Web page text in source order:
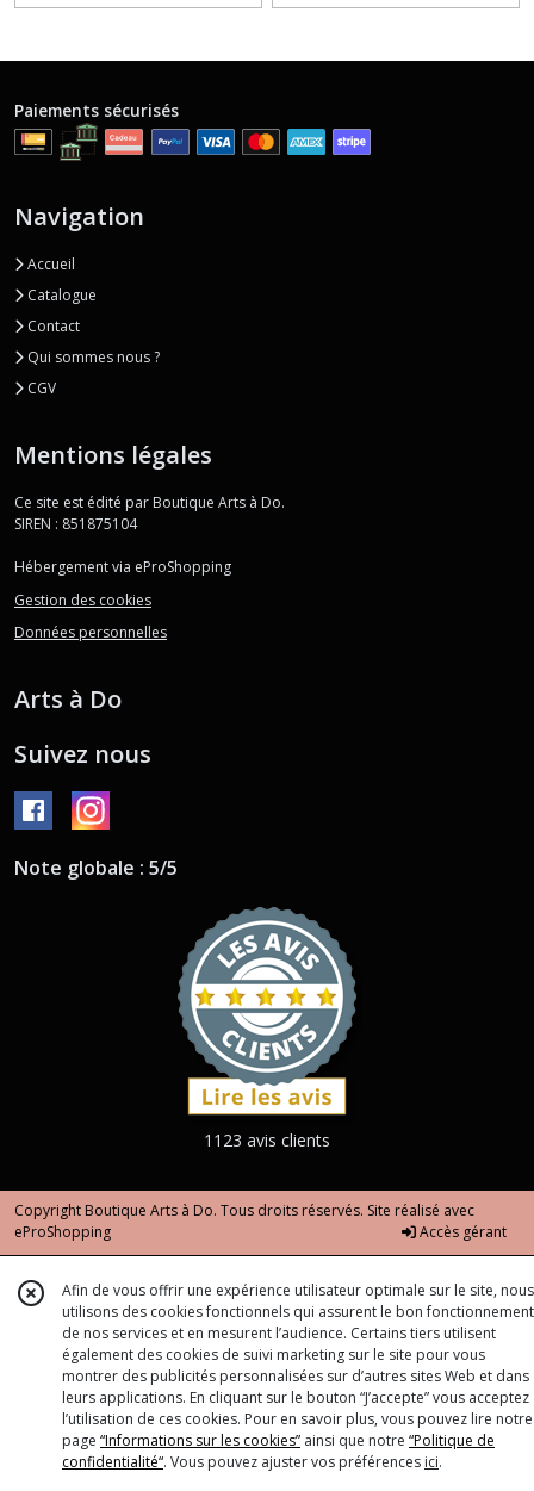
Paiements sécurisés
Navigation
Accueil
Catalogue
Contact
Qui sommes nous ?
CGV
Mentions légales
Ce site est édité par Boutique Arts à Do.
SIREN : 851875104
Hébergement via eProShopping
Gestion des cookies
Données personnelles
Arts à Do
Suivez nous
Note globale : 5/5
1123 avis clients
Copyright Boutique Arts à Do. Tous droits réservés. Site réalisé avec
eProShopping
Accès gérant
Afin de vous offrir une expérience utilisateur optimale sur le site, nous
utilisons des cookies fonctionnels qui assurent le bon fonctionnement
de nos services et en mesurent l’audience. Certains tiers utilisent
également des cookies de suivi marketing sur le site pour vous
montrer des publicités personnalisées sur d’autres sites Web et dans
leurs applications. En cliquant sur le bouton “J’accepte” vous acceptez
l’utilisation de ces cookies. Pour en savoir plus, vous pouvez lire notre
page “Informations sur les cookies” ainsi que notre “Politique de
confidentialité“. Vous pouvez ajuster vos préférences ici.